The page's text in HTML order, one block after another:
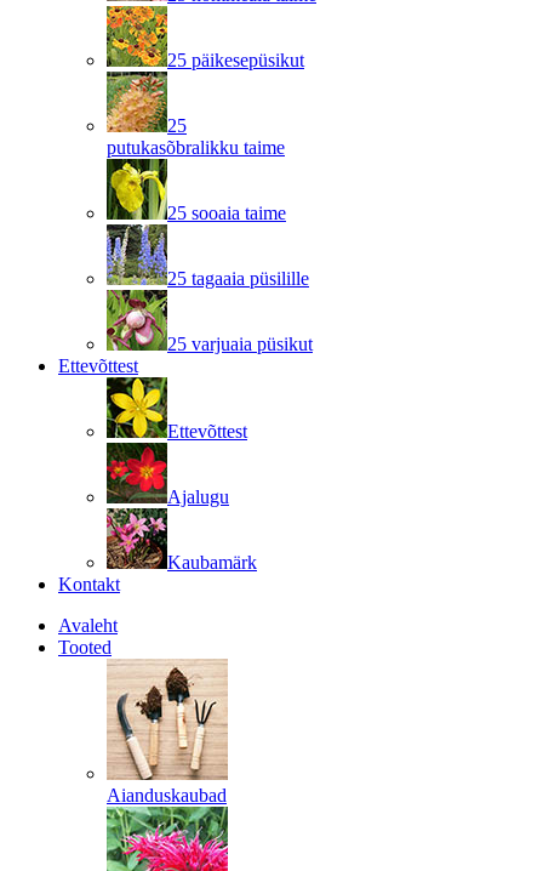
25 päikesepüsikut
25
putukasõbralikku taime
25 sooaia taime
25 tagaaia püsilille
25 varjuaia püsikut
Ettevõttest
Ettevõttest
Ajalugu
Kaubamärk
Kontakt
Avaleht
Tooted
Aianduskaubad